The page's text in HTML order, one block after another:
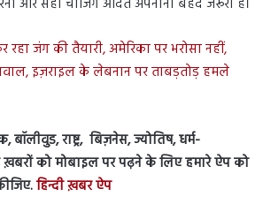
रहा जंग की तैयारी, अमेरिका पर भरोसा नहीं,
इज़राइल के लेबनान पर ताबड़तोड़ हमले
बॉलीवुड, राष्ट्र, बिज़नेस, ज्योतिष, धर्म-
को मोबाइल पर पढ़ने के लिए हमारे ऐप को
हिन्दी ख़बर ऐप